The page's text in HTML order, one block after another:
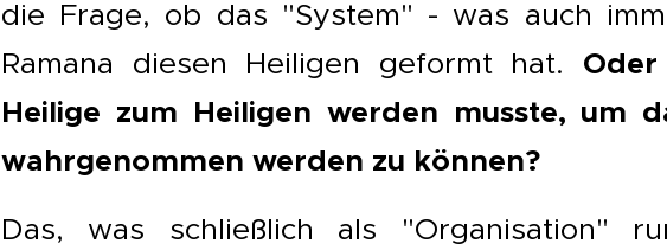
die Frage, ob das "System" - was auch
Ramana diesen Heiligen geformt hat.
Heilige zum Heiligen werden musste, um
wahrgenommen werden zu können?
Das, was schließlich als "Organisation"